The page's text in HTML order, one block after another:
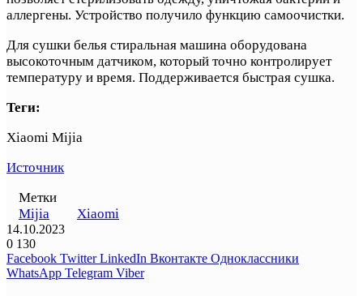
аллергены. Устройство получило функцию самоочистки.
Для сушки белья стиральная машина оборудована
высокоточным датчиком, который точно контролирует
температуру и время. Поддерживается быстрая сушка.
Теги:
Xiaomi Mijia
Источник
Метки
Mijia
Xiaomi
14.10.2023
0 130
Facebook Twitter LinkedIn Вконтакте Одноклассники
WhatsApp Telegram Viber